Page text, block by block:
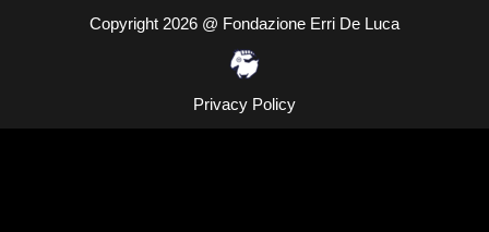
Copyright 2026 @ Fondazione Erri De Luca
Privacy Policy